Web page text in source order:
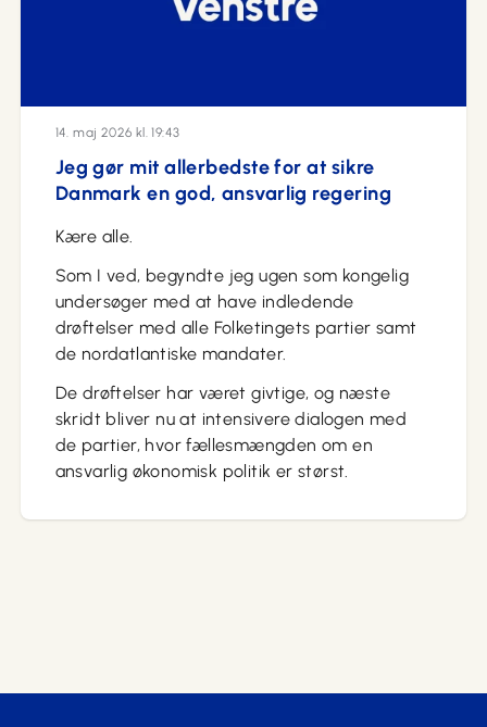
14. maj 2026 kl. 19:43
Jeg gør mit allerbedste for at sikre
Danmark en god, ansvarlig regering
Kære alle.
Som I ved, begyndte jeg ugen som kongelig
undersøger med at have indledende
drøftelser med alle Folketingets partier samt
de nordatlantiske mandater.
De drøftelser har været givtige, og næste
skridt bliver nu at intensivere dialogen med
de partier, hvor fællesmængden om en
ansvarlig økonomisk politik er størst.